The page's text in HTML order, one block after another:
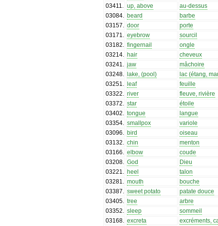
03411
up, above
au-dessus
03084
beard
barbe
03157
door
porte
03171
eyebrow
sourcil
03182
fingernail
ongle
03214
hair
cheveux
03241
jaw
mâchoire
03248
lake, (pool)
lac (étang,
03251
leaf
feuille
03322
river
fleuve, rivière
03372
star
étoile
03402
tongue
langue
03354
smallpox
variole
03096
bird
oiseau
03132
chin
menton
03166
elbow
coude
03208
God
Dieu
03221
heel
talon
03281
mouth
bouche
03387
sweet potato
patate douce
03405
tree
arbre
03352
sleep
sommeil
03168
excreta
excréments,